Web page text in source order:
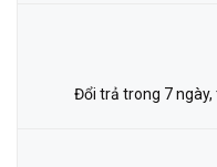
Đổi trả trong 7